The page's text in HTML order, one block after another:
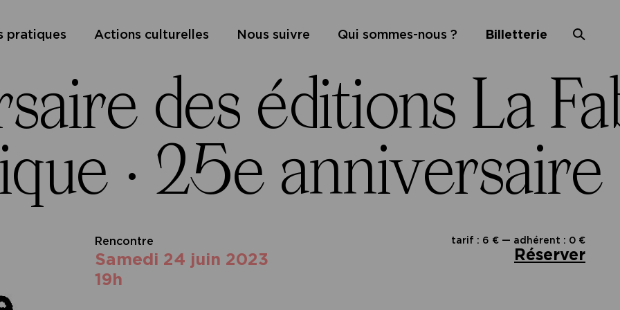
pratiques Actions culturelles Nous suivre Qui sommes-nous ? Billetterie
des éditions La
· 25e anniversaire
tarif : 6 € — adhérent : 0 €
Réserver
Rencontre
samedi 24 juin 2023
19h